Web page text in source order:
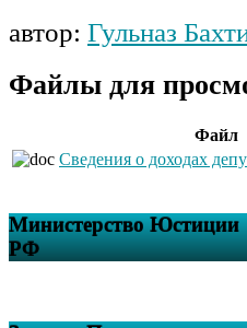
автор: Гульназ
Файлы для
Файл
Сведения о доходах
Министерство Юстиции
РФ